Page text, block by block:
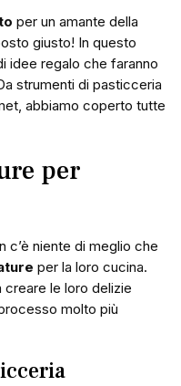
per un amante della
giusto! In questo
idee regalo che faranno
strumenti di pasticceria
abbiamo coperto tutte
per
c’è niente di meglio che
per la loro cucina.
creare le loro delizie
molto più